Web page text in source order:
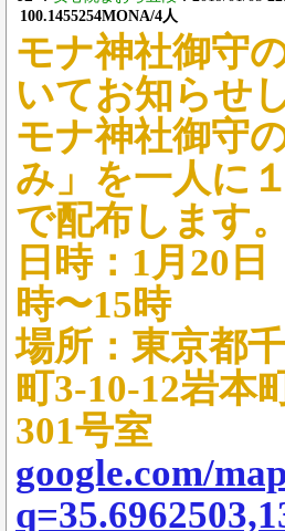
100.1455254MONA/4人
モナ神社御守
いてお知らせ
モナ神社御守
み」を一人に
で配布します。
日時：1月20日
時〜15時
場所：東京都
町3-10-12岩本
301号室
google.com/